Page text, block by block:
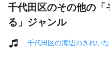
千代田区のその他の
る」ジャンル
千代田区の海辺のきれい